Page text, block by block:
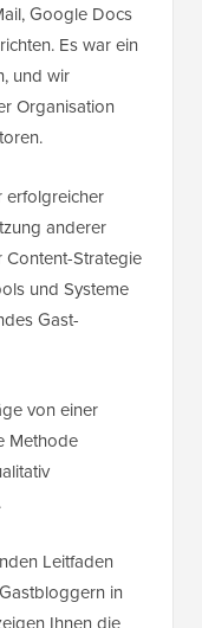
Google Docs
Es war ein
und wir
Organisation
erfolgreicher
anderer
Content-Strategie
und Systeme
Gast-
von einer
Methode
Leitfaden
in